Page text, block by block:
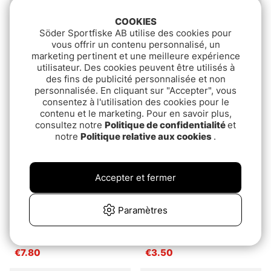
Gunki 130 cm Ruler
€17.90
Measuring Board
Aluminium 135 cm
€54.90
Daiwa Measuring Tape
€7.80
Fishline Measure Tape
€3.50
COOKIES
Söder Sportfiske AB utilise des cookies pour
vous offrir un contenu personnalisé, un
marketing pertinent et une meilleure expérience
utilisateur. Des cookies peuvent être utilisés à
des fins de publicité personnalisée et non
personnalisée. En cliquant sur "Accepter", vous
consentez à l'utilisation des cookies pour le
contenu et le marketing. Pour en savoir plus,
consultez notre Politique de confidentialitéet
notre Politique relative aux cookies .
Paramètres
Accepter et fermer